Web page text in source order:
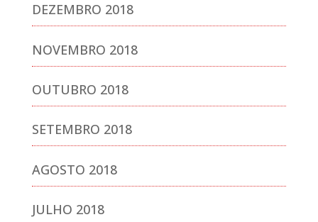
DEZEMBRO 2018
NOVEMBRO 2018
OUTUBRO 2018
SETEMBRO 2018
AGOSTO 2018
JULHO 2018